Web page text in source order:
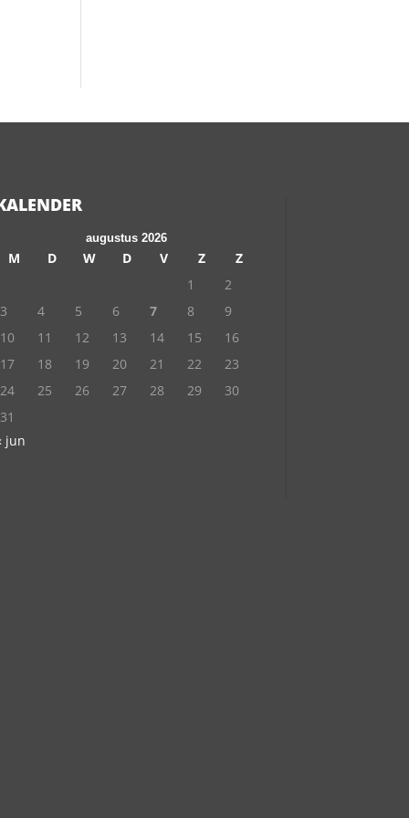
augustus 2026
M D W D V Z
Z
1
2
3
4 5 6 7 8
9
10
11 12 13 14 15
16
17
18 19 20 21 22
23
24
25 26 27 28 29
30
31
jun